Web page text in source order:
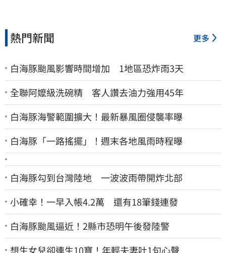
熱門新聞 更多
白海豚颱風影響時間增加 1地區恐炸雨3天
全聯阿嬤級洗碗精 客人讚去油力強用45年
白海豚海警範圍擴大！最新暴風圈侵襲率曝
白海豚「一路搖擺」！週末各地風雨時程曝
白海豚勾到台灣陸地 一波波雨帶開炸北部
小確幸！一早入帳4.2萬 還有18筆錢連發
白海豚颱風逼近！2縣市恐明午後發陸警
想生女兒卻連生10寶！年輕夫妻吐1句心聲